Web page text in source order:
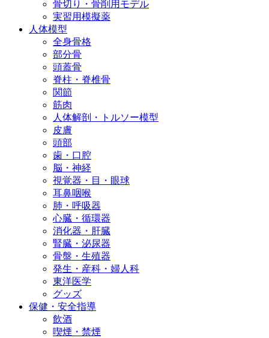
骨切り・骨削用モデル
実習用模擬薬
人体模型
全身骨格
部分骨
頭蓋骨
脊柱・脊椎骨
関節
筋肉
人体解剖・トルソー模型
皮膚
頭部
歯・口腔
脳・神経
視覚器・目・眼球
耳鼻咽喉
肺・呼吸器
心臓・循環器
消化器・肝臓
腎臓・泌尿器
骨盤・生殖器
発生・産科・婦人科
東洋医学
グッズ
保健・安全指導
飲酒
喫煙・禁煙